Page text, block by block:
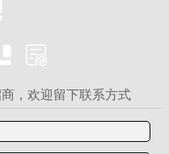
，欢迎留下联系方式